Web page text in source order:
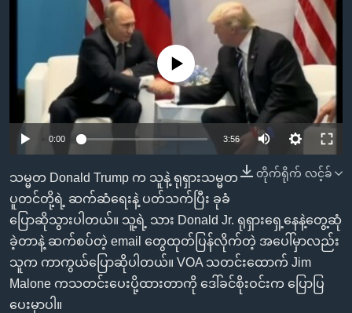
စာမျက်နှာ
ကျော်
ကြည့်
ရှာဖွေ
ရန်
နေရာ
သို့
ကျော်
ရုပ်ရှင်ထဲက အင်္ဂလိပ်စာ
သုတပဒေသာ အင်္ဂလိပ်စာ
ရေဒီယို/တီဗွီအစီအစဉ်
Learning English
ဗွီအိုအေ လူမှုကွန်ယက်များ
ဘာသာစကားများ
No media source currently available
0:00 3:56
တိုက်ရိုက် လင့်ခ်
သမ္မတ Donald Trump က သူနဲ့ ရုရှားသမ္မတ
ပူတင်တို့ရဲ့ ဆက်ဆံရေးနဲ့ ပတ်သက်ပြီး ခုခံ
ပြောဆိုသွားပါတယ်။ သူ့ရဲ့ သား Donald Jr. ရုရှားရှေ့နေနဲ့တွေ့ဆုံ
ခဲ့တာနဲ့ ဆက်စပ်တဲ့ email တွေထုတ်ပြန်လိုက်တဲ့ အပေါ်မှာလည်း
သူက ကာကွယ်ပြောဆိုပါတယ်။ VOA သတင်းထောက် Jim
Malone ကသတင်းပေးပို့ထားတာကို ဒေါ်ခင်စိုးဝင်းက ပြောပြ
ပေးမှာပါ။